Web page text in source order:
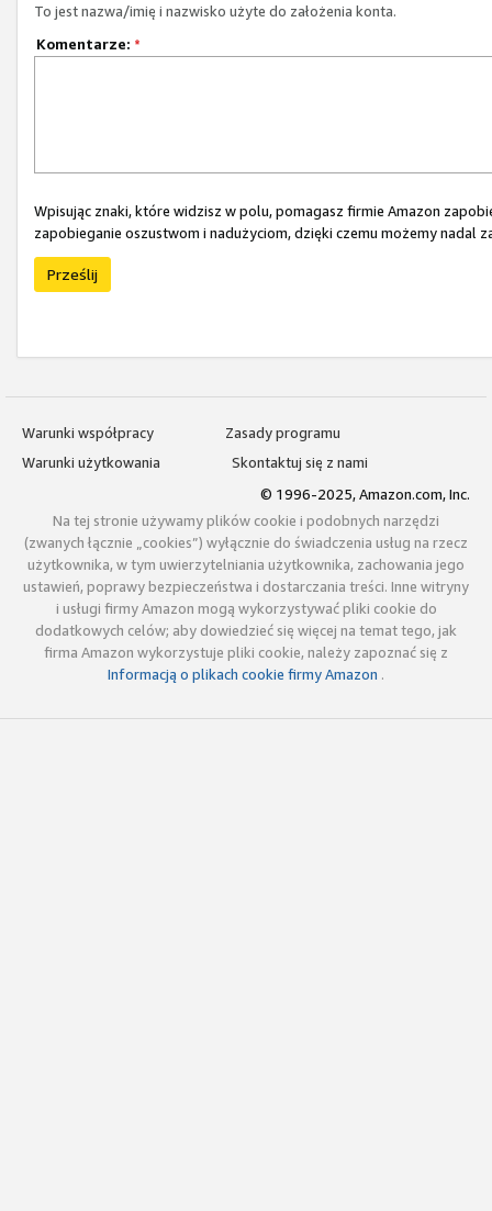
To jest nazwa/imię i nazwisko użyte do założenia konta.
Komentarze: *
Wpisując znaki, które widzisz w polu, pomagasz firmie Amazon
zapobieganie oszustwom i nadużyciom, dzięki czemu możemy nadal
Prześlij
Warunki współpracy
Zasady programu
Warunki użytkowania
Skontaktuj się z nami
© 1996-2025, Amazon.com, Inc.
Na tej stronie używamy plików cookie i podobnych narzędzi
(zwanych łącznie „cookies”) wyłącznie do świadczenia usług na rzecz
użytkownika, w tym uwierzytelniania użytkownika, zachowania jego
ustawień, poprawy bezpieczeństwa i dostarczania treści. Inne witryny
i usługi firmy Amazon mogą wykorzystywać pliki cookie do
dodatkowych celów; aby dowiedzieć się więcej na temat tego, jak
firma Amazon wykorzystuje pliki cookie, należy zapoznać się z
Informacją o plikach cookie firmy Amazon .